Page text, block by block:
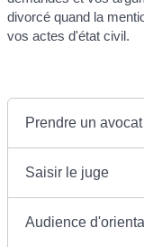
divorcé quand la
vos actes d'état civil.
Prendre un avocat
Saisir le juge
Audience